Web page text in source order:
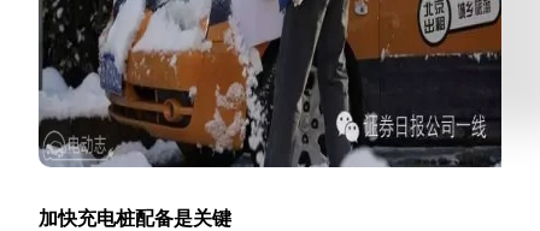
加快充电桩配备是关键